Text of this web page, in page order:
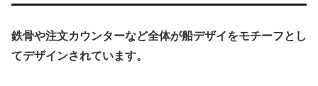
鉄骨や注文カウンターなど全体が船デザイをモチーフとし
てデザインされています。